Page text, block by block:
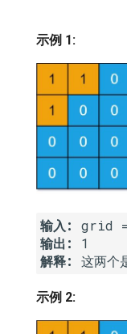
示例 1:
输入:
输出:
解释:
示例 2: